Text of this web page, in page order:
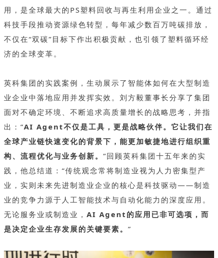
用，是全球最大的PS塑料回收与再生利用企业之一。通过
科技手段推动资源绿色转型，每年减少数百万吨碳排放，
不仅在“双碳”目标下作出积极贡献，也引领了塑料循环经
济的全球变革。
英科集团的实践案例，生动展示了智能体如何在大型制造
业企业中落地应用并发挥实效。刘方毅董事长分享了集团
面对不确定环境、不断追求高质量增长的战略思考，并指
出：“AI Agent不仅是工具，更是战略伙伴。它让我们在
全球产业链快速变化的背景下，能更加敏捷地进行组织重
构、流程优化与业务创新。 ”回顾英科集团十五年来的实
践，他总结道：“传统观念常将制造业视为人力密集型产
业，实则未来先进制造业企业的核心是科技驱动——制造
业的竞争力源于人工智能技术与自动化能力的深度应用。
无论服务业或制造业， AI Agent的应用已非可选项，而
是决定企业生存发展的关键要素。 ”